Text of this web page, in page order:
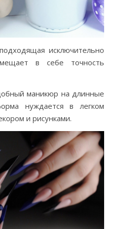
исключительно
в себе точность
маникюр на длинные
нуждается в легком
и рисунками.